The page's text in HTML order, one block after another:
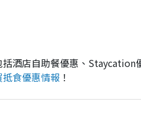
酒店自助餐優惠、Staycation
食優惠情報 ！